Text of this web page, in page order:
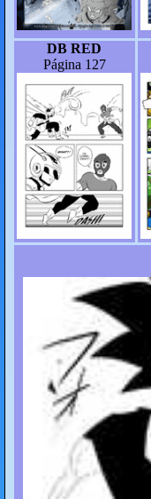
DB RED
Página 127